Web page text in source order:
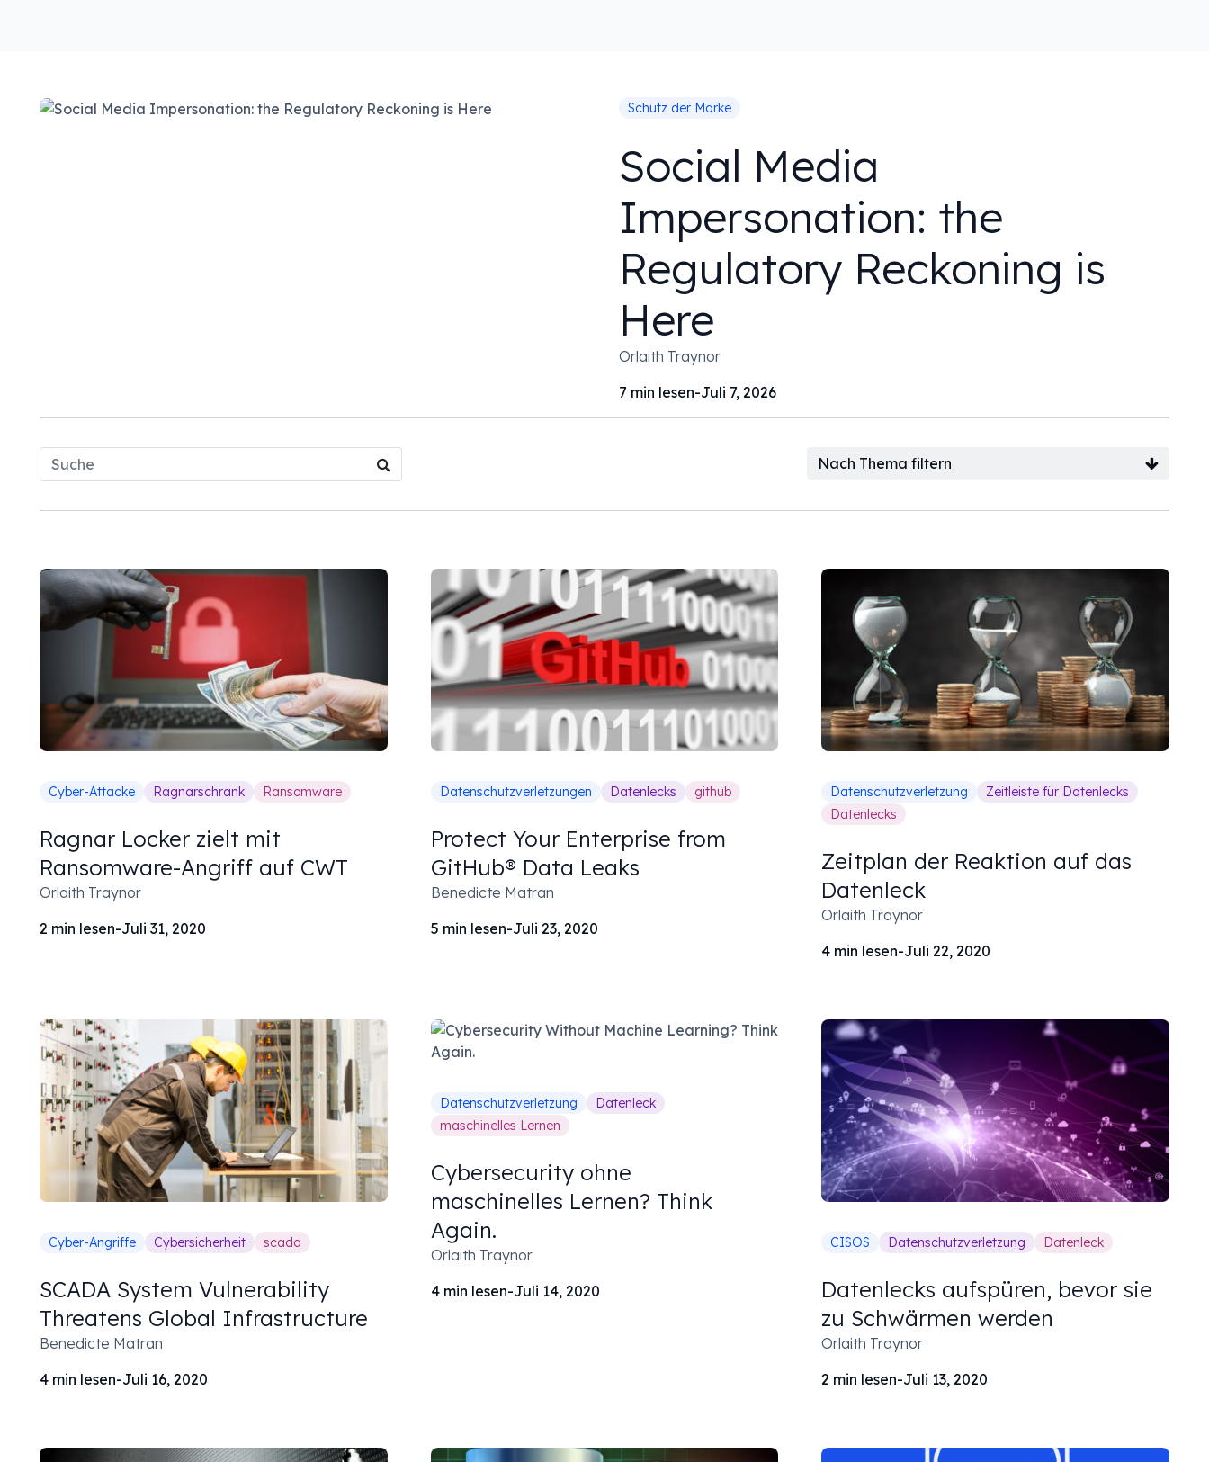
Schutz der Marke
Social Media
Impersonation: the
Regulatory Reckoning is
Here
Orlaith Traynor
7 min lesen-Juli 7, 2026
Nach Thema filtern
Cyber-Attacke Ragnarschrank Ransomware
Ragnar Locker zielt mit
Ransomware-Angriff auf CWT
Orlaith Traynor
2 min lesen-Juli 31, 2020
Datenschutzverletzungen Datenlecks github
Protect Your Enterprise from
GitHub® Data Leaks
Benedicte Matran
5 min lesen-Juli 23, 2020
Datenschutzverletzung
Zeitleiste für Datenlecks
Datenlecks
Zeitplan der Reaktion auf das
Datenleck
Orlaith Traynor
4 min lesen-Juli 22, 2020
Cyber-Angriffe Cybersicherheit scada
SCADA System Vulnerability
Threatens Global Infrastructure
Benedicte Matran
4 min lesen-Juli 16, 2020
Datenschutzverletzung
Datenleck
maschinelles Lernen
Cybersecurity ohne
maschinelles Lernen? Think
Again.
Orlaith Traynor
4 min lesen-Juli 14, 2020
CISOS Datenschutzverletzung Datenleck
Datenlecks aufspüren, bevor sie
zu Schwärmen werden
Orlaith Traynor
2 min lesen-Juli 13, 2020